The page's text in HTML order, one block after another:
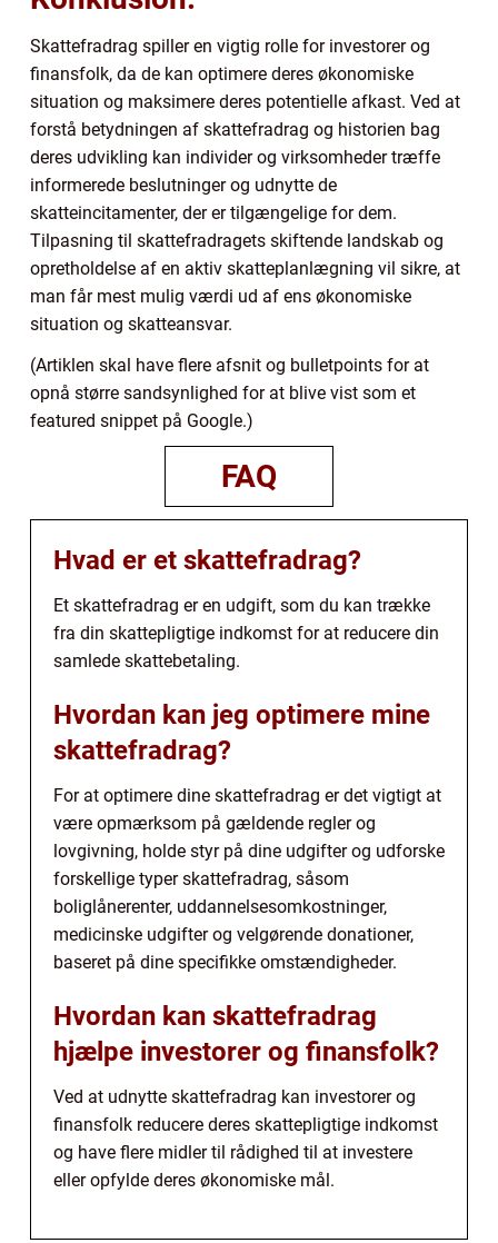
Skattefradrag spiller en vigtig rolle for investorer og
finansfolk, da de kan optimere deres økonomiske
situation og maksimere deres potentielle afkast. Ved at
forstå betydningen af skattefradrag og historien bag
deres udvikling kan individer og virksomheder træffe
informerede beslutninger og udnytte de
skatteincitamenter, der er tilgængelige for dem.
Tilpasning til skattefradragets skiftende landskab og
opretholdelse af en aktiv skatteplanlægning vil sikre, at
man får mest mulig værdi ud af ens økonomiske
situation og skatteansvar.
(Artiklen skal have flere afsnit og bulletpoints for at
opnå større sandsynlighed for at blive vist som et
featured snippet på Google.)
FAQ
Hvad er et skattefradrag?
Et skattefradrag er en udgift, som du kan trække
fra din skattepligtige indkomst for at reducere din
samlede skattebetaling.
Hvordan kan jeg optimere mine
skattefradrag?
For at optimere dine skattefradrag er det vigtigt at
være opmærksom på gældende regler og
lovgivning, holde styr på dine udgifter og udforske
forskellige typer skattefradrag, såsom
boliglånerenter, uddannelsesomkostninger,
medicinske udgifter og velgørende donationer,
baseret på dine specifikke omstændigheder.
Hvordan kan skattefradrag
hjælpe investorer og finansfolk?
Ved at udnytte skattefradrag kan investorer og
finansfolk reducere deres skattepligtige indkomst
og have flere midler til rådighed til at investere
eller opfylde deres økonomiske mål.